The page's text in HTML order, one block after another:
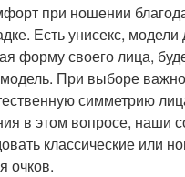
при ношении
Есть унисекс,
форму своего лица,
При выборе важно
симметрию
в этом вопросе, наши
классические или
очков.